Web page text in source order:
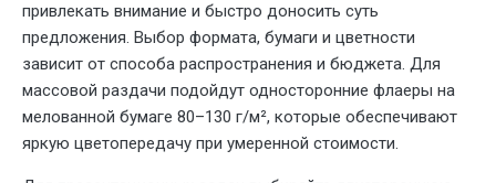
привлекать внимание и быстро доносить суть
предложения. Выбор формата, бумаги и цветности
зависит от способа распространения и бюджета. Для
массовой раздачи подойдут односторонние флаеры на
мелованной бумаге 80–130 г/м², которые обеспечивают
яркую цветопередачу при умеренной стоимости.